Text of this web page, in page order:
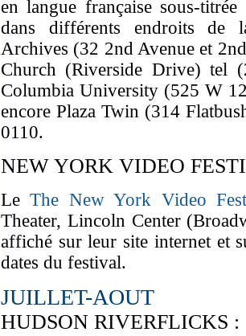
en langue française sous-
dans différents endroits de
Archives (32 2nd Avenue et
Church (Riverside Drive) tel
Columbia University (525 W
encore Plaza Twin (314
0110.
NEW YORK VIDEO
LeThe New York Video
Theater, Lincoln Center
affiché sur leur site internet et
dates du festival.
JUILLET-AOUT
HUDSON RIVERFLICKS :